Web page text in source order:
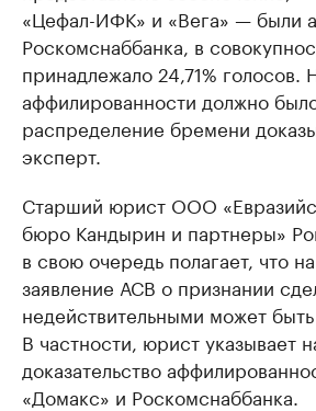
«Цефал-ИФК» и «Вега» — были
Роскомснаббанка, в
принадлежало 24,71% голосов.
аффилированности должно
распределение бремени
эксперт.
Старший юрист ООО
бюро Кандырин и партнеры»
в свою очередь полагает, что
заявление АСВ о признании
недействительными может
В частности, юрист указывает
доказательство
«Домакс» и Роскомснаббанка.